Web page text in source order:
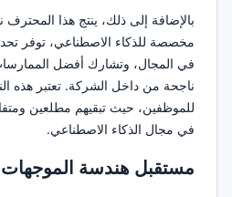
بالإضافة إلى ذلك، ينتج هذا المحترف
مخصصة للذكاء الاصطناعي، توفر
في المجال، وتشارك أفضل
ناجحة من داخل الشركة. تعتبر هذه
للموظفين، حيث تبقيهم مطلعين
في مجال الذكاء الاصطناعي.
مستقبل هندسة الموجهات